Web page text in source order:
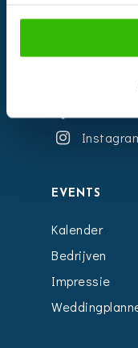
EVENTS
Kalender
Bedrijven
Impressie